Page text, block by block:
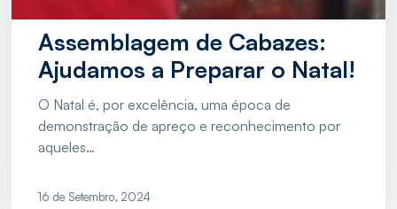
Assemblagem de Cabazes:
Ajudamos a Preparar o Natal!
O Natal é, por excelência, uma época de
demonstração de apreço e reconhecimento por
aqueles…
16 de Setembro, 2024